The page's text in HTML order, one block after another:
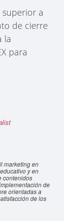
a
de cierre
la
para
marketing en
y en
contenidos
de
orientadas a
de los